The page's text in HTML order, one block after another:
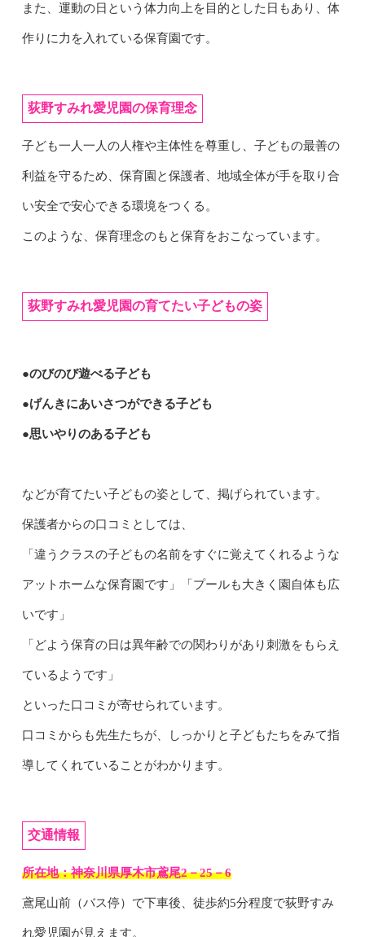
また、運動の日という体力向上を目的とした日もあり、体
作りに力を入れている保育園です。
荻野すみれ愛児園の保育理念
子ども一人一人の人権や主体性を尊重し、子どもの最善の
利益を守るため、保育園と保護者、地域全体が手を取り合
い安全で安心できる環境をつくる。
このような、保育理念のもと保育をおこなっています。
荻野すみれ愛児園の育てたい子どもの姿
●のびのび遊べる子ども
●げんきにあいさつができる子ども
●思いやりのある子ども
などが育てたい子どもの姿として、掲げられています。
保護者からの口コミとしては、
「違うクラスの子どもの名前をすぐに覚えてくれるような
アットホームな保育園です」 「プールも大きく園自体も広
いです」
「どよう保育の日は異年齢での関わりがあり刺激をもらえ
ているようです」
といった口コミが寄せられています。
口コミからも先生たちが、しっかりと子どもたちをみて指
導してくれていることがわかります。
交通情報
所在地：神奈川県厚木市鳶尾2－25－6
鳶尾山前（バス停）で下車後、徒歩約5分程度で荻野すみ
れ愛児園が見えます。